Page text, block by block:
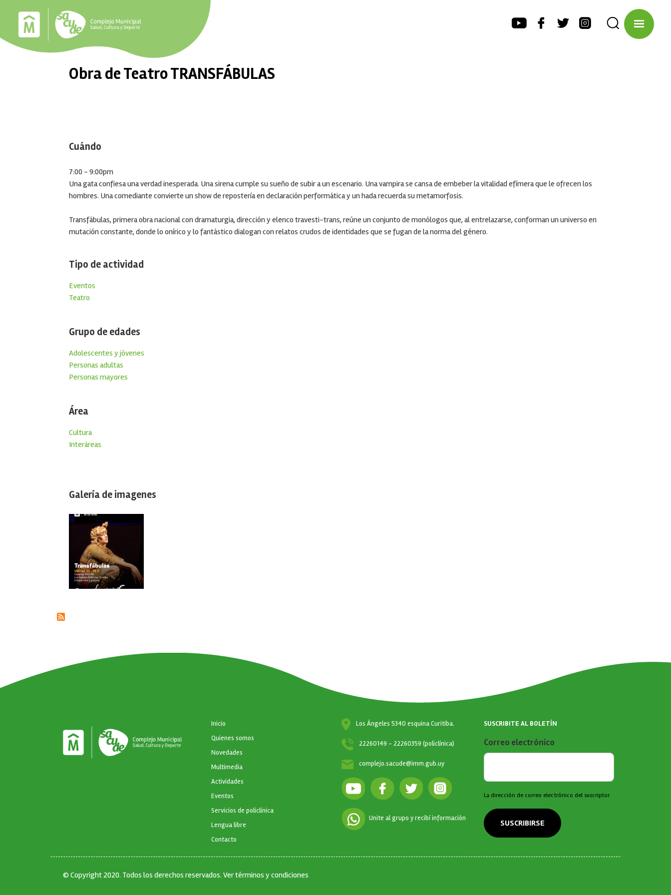
Pasar al contenido principal
Obra de Teatro TRANSFÁBULAS
Cuándo
7:00 - 9:00pm
Una gata confiesa una verdad inesperada. Una sirena cumple su sueño de subir a un escenario. Una vampira se cansa de embeber la vitalidad efímera que le ofrecen los
hombres. Una comediante convierte un show de repostería en declaración performática y un hada recuerda su metamorfosis.
Transfábulas, primera obra nacional con dramaturgia, dirección y elenco travesti-trans, reúne un conjunto de monólogos que, al entrelazarse, conforman un universo en
mutación constante, donde lo onírico y lo fantástico dialogan con relatos crudos de identidades que se fugan de la norma del género.
Tipo de actividad
Eventos
Teatro
Grupo de edades
Adolescentes y jóvenes
Personas adultas
Personas mayores
Área
Cultura
Interáreas
Galería de imagenes
NAVEGACIÓN PRINCIPAL
Inicio
Quienes somos
Novedades
Multimedia
Actividades
Eventos
Servicios de policlínica
Lengua libre
Contacto
Los Ángeles 5340 esquina Curitiba.
22260149 - 22260359 (policlínica)
complejo.sacude@imm.gub.uy
Unite al grupo y recibí información
SUSCRIBITE AL BOLETÍN
Correo electrónico
La dirección de correo electrónico del suscriptor.
SUSCRIBIRSE
© Copyright 2020. Todos los derechos reservados. Ver términos y condiciones